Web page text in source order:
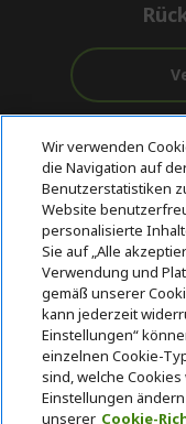
Kostenloser
Versand
© 2026 Acer Inc.
CPYou BV ist der
Produkte und
werden.
Wir verwenden
die Navigation auf
Benutzerstatistiken
Website
personalisierte
Sie auf „Alle
Verwendung und
gemäß unserer
kann jederzeit
Einstellungen“
einzelnen Cookie-
sind, welche
Einstellungen
unserer Cookie-